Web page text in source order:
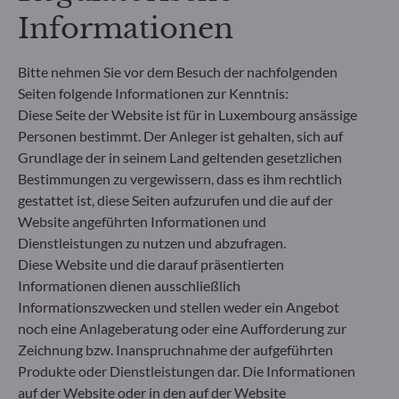
Rücknahmepreises berücksichtigt. Kosten für die
Verwahrung von Fondsanteilen in Ihrem Depot
können die Wertentwicklung zusätzlich mindern.
**Die EU-Verordnung zur Offenlegung von
Nachhaltigkeitsinformationen (Sustainable
Finance Disclosure Regulation, SFDR) ist ein
Regelwerk der EU, das darauf abzielt, das
Nachhaltigkeitsprofil von Fonds transparent,
besser vergleichbar und für Endinvestoren besser
verständlich zu machen.
Artikel 6: Das Fondsmanagementteam
berücksichtigt bei der Anlageentscheidung keine
Nachhaltigkeitsrisiken oder nachteiligen
Auswirkungen von Anlageentscheidungen auf
Nachhaltigkeitsfaktoren.
Artikel 8: Das Fondsmanagementteam adressiert
Nachhaltigkeitsrisiken, indem es ESG-Kriterien
(Umwelt und/oder Soziales und/oder Governance)
in den Anlageentscheidungsprozess einbezieht.
Artikel 9: Das Fondsmanagementteam verfolgt ein
Informationen
Bitte nehmen Sie vor dem Besuch der nachfolgenden
Seiten folgende Informationen zur Kenntnis:
Diese Seite der Website ist für in Luxembourg ansässige
Personen bestimmt. Der Anleger ist gehalten, sich auf
Grundlage der in seinem Land geltenden gesetzlichen
Bestimmungen zu vergewissern, dass es ihm rechtlich
gestattet ist, diese Seiten aufzurufen und die auf der
Website angeführten Informationen und
Dienstleistungen zu nutzen und abzufragen.
Diese Website und die darauf präsentierten
Informationen dienen ausschließlich
Informationszwecken und stellen weder ein Angebot
noch eine Anlageberatung oder eine Aufforderung zur
Zeichnung bzw. Inanspruchnahme der aufgeführten
Produkte oder Dienstleistungen dar. Die Informationen
auf der Website oder in den auf der Website